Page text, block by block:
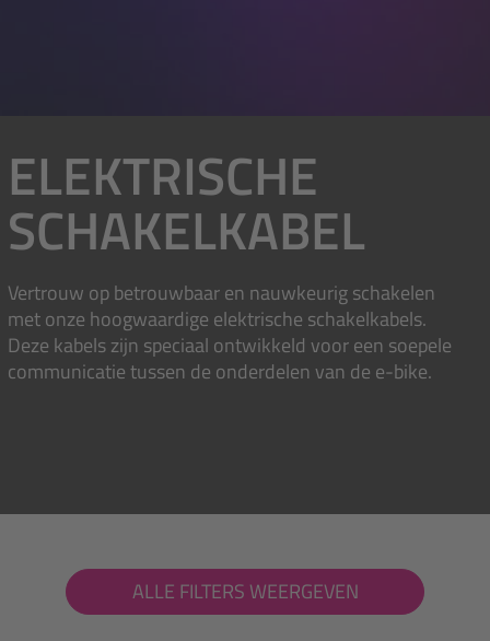
ELEKTRISCHE
SCHAKELKABEL
Vertrouw op betrouwbaar en nauwkeurig schakelen
met onze hoogwaardige elektrische schakelkabels.
Deze kabels zijn speciaal ontwikkeld voor een soepele
communicatie tussen de onderdelen van de e-bike.
ALLE FILTERS WEERGEVEN